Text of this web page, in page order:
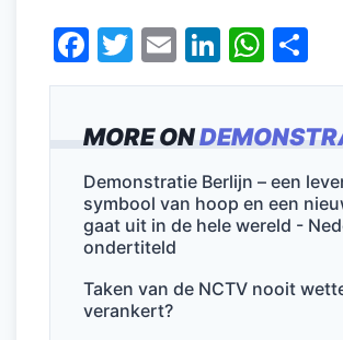
MORE ON
Demonstratie Berlijn – een
symbool van hoop en een
gaat uit in de hele wereld -
ondertiteld
Taken van de NCTV nooit
verankert?
F
a
e
b
o
o
k
T
w
er
E
m
l
Li
n
e
dI
n
W
h
s
A
p
el
n